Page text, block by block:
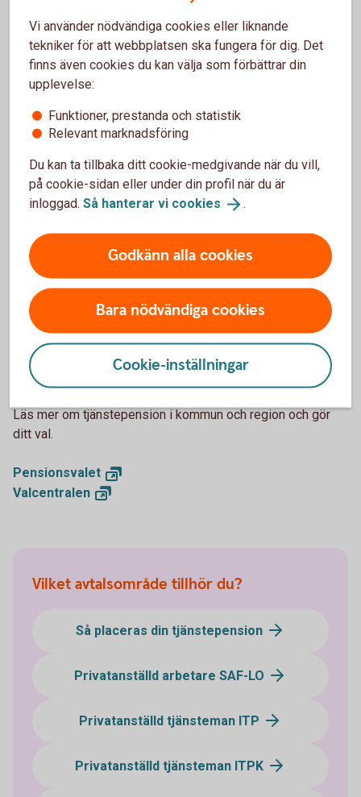
Hantera din tjänstepension i Mina
Mina försäkringar är en portal där du kan se innehav,
byta fonder och ändra framtida insättningar för
behöver är ett Mobilt BankID, du behöver inte ha vår
internetbank eller app sedan innan.
Logga in i Mina
Gör ditt pensionsval
Läs mer om tjänstepension i kommun och region och gör
ditt val.
Pensionsvalet
Valcentralen
Vilket avtalsområde tillhör du?
Så placeras din tjänstepension
Privatanställd arbetare SAF-LO
Privatanställd tjänsteman ITP
Privatanställd tjänsteman ITPK
Vi använder nödvändiga cookies eller liknande
tekniker för att webbplatsen ska fungera för dig. Det
finns även cookies du kan välja som förbättrar din
upplevelse:
Funktioner, prestanda och statistik
Relevant marknadsföring
Du kan ta tillbaka ditt cookie-medgivande när du vill,
på cookie-sidan eller under din profil när du är
inloggad. Så hanterar vi cookies .
Godkänn alla cookies
Bara nödvändiga cookies
Cookie-inställningar